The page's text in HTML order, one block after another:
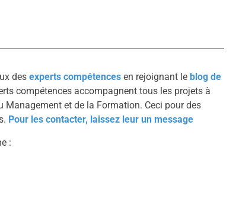
des experts compétences en rejoignant le blog de
compétences accompagnent tous les projets à
et de la Formation. Ceci pour des
Pour les contacter, laissez leur un message
: